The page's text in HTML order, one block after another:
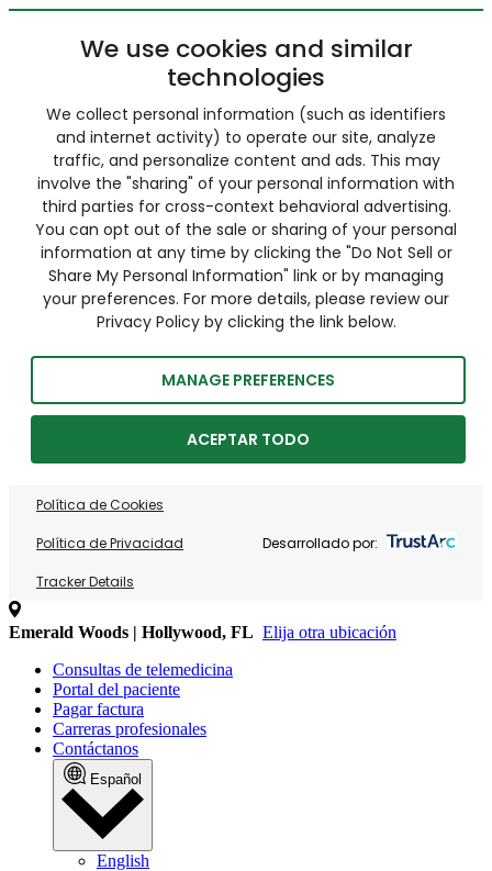
We use cookies and similar
technologies
We collect personal information (such as identifiers
and internet activity) to operate our site, analyze
traffic, and personalize content and ads. This may
involve the "sharing" of your personal information with
third parties for cross-context behavioral advertising.
You can opt out of the sale or sharing of your personal
information at any time by clicking the "Do Not Sell or
Share My Personal Information" link or by managing
your preferences. For more details, please review our
Privacy Policy by clicking the link below.
MANAGE PREFERENCES
ACEPTAR TODO
Política de Cookies
Política de Privacidad
Tracker Details
Desarrollado por:
Emerald Woods | Hollywood, FL Elija otra ubicación
Consultas de telemedicina
Portal del paciente
Pagar factura
Carreras profesionales
Contáctanos
Español
English